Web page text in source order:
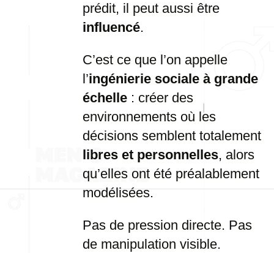
prédit, il peut aussi être
influencé.
C’est ce que l’on appelle
l’ingénierie sociale à grande
échelle : créer des
environnements où les
décisions semblent totalement
libres et personnelles, alors
qu’elles ont été préalablement
modélisées.
Pas de pression directe. Pas
de manipulation visible.